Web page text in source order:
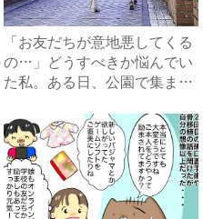
「お友だちが意地悪してくる
の…」どうすべきか悩んでい
た私。ある日、公園で集まる